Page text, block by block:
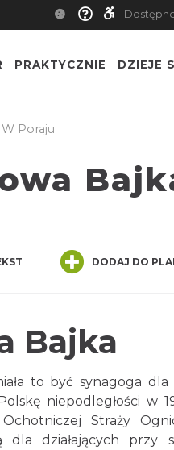
PRAKTYCZNIE DZIEJE
Poraju
DODAJ DO
Bajka
to być synagoga dla
niepodległości w
Straży
działających przy